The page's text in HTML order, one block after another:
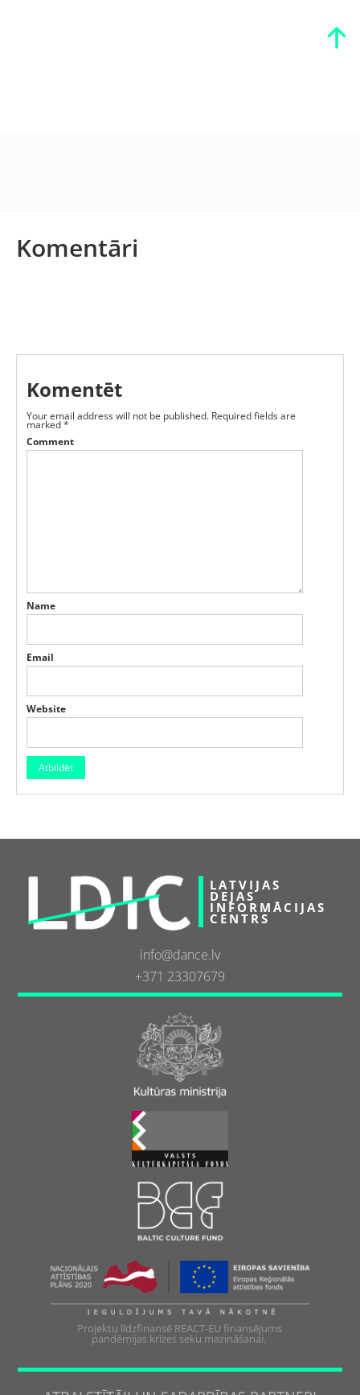
Komentāri
Komentēt
Your email address will not be published. Required fields are
marked*
Comment
Name
Email
Website
LATVIJAS
DEJAS
INFORMĀCIJAS
CENTRS
info@dance.lv
+371 23307679
Projektu līdzfinansē REACT-EU finansējums
pandēmijas krīzes seku mazināšanai.